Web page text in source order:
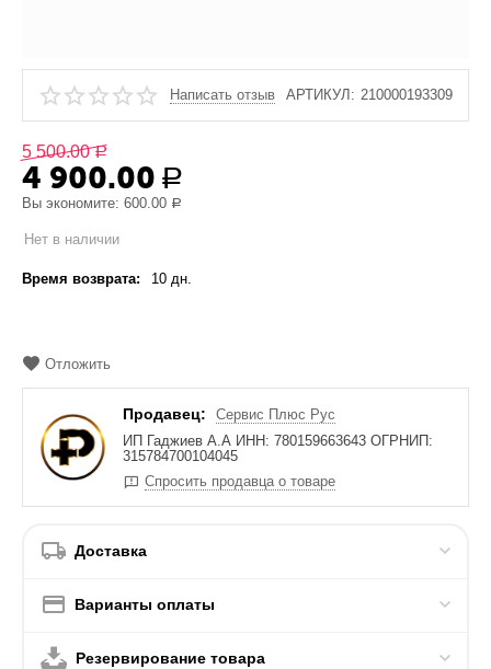
Написать отзыв АРТИКУЛ: 210000193309
5 500.00 Р
4 900.00 Р
Вы экономите:600.00 Р
Нет в наличии
Время возврата: 10 дн.
Отложить
Продавец:
Сервис Плюс Рус
ИП Гаджиев А.А ИНН: 780159663643 ОГРНИП:
315784700104045
Спросить продавца о товаре
Доставка
Варианты оплаты
Резервирование товара